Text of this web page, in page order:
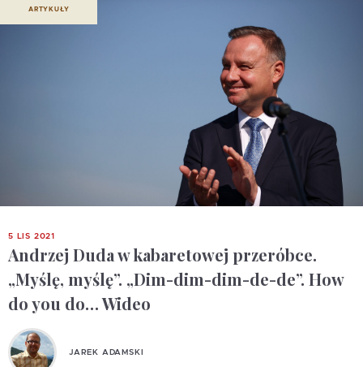
ARTYKUŁY
5 LIS 2021
Andrzej Duda w kabaretowej przeróbce.
„Myślę, myślę”. „Dim-dim-dim-de-de”. How
do you do… Wideo
JAREK ADAMSKI